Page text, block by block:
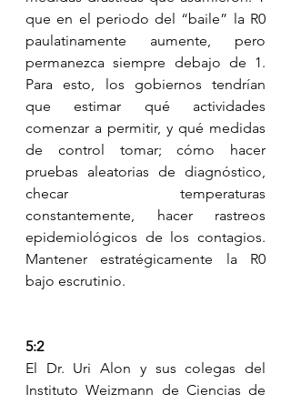
que en el periodo del “baile” la R0
paulatinamente aumente, pero
permanezca siempre debajo de 1.
Para esto, los gobiernos tendrían
que estimar qué actividades
comenzar a permitir, y qué medidas
de control tomar; cómo hacer
pruebas aleatorias de diagnóstico,
checar temperaturas
constantemente, hacer rastreos
epidemiológicos de los contagios.
Mantener estratégicamente la R0
bajo escrutinio.
5:2
El Dr. Uri Alon y sus colegas del
Instituto Weizmann de Ciencias de